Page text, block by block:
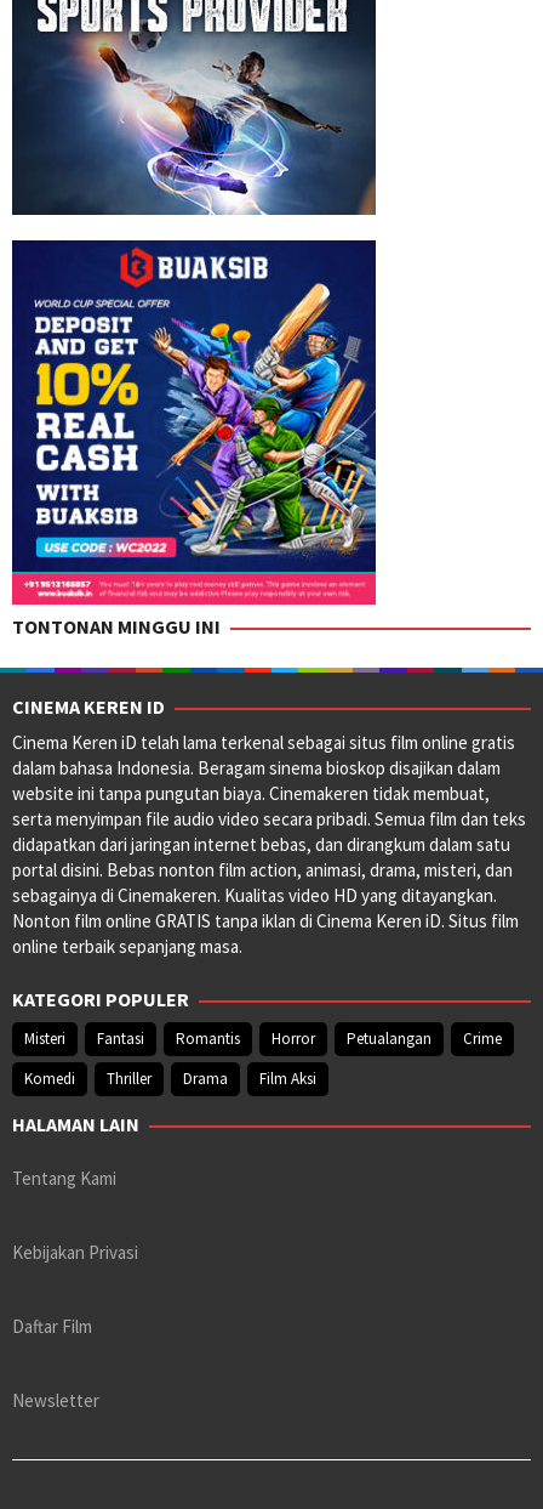
TONTONAN MINGGU INI
CINEMA KEREN ID
Cinema Keren iD telah lama terkenal sebagai situs film online gratis
dalam bahasa Indonesia. Beragam sinema bioskop disajikan dalam
website ini tanpa pungutan biaya. Cinemakeren tidak membuat,
serta menyimpan file audio video secara pribadi. Semua film dan teks
didapatkan dari jaringan internet bebas, dan dirangkum dalam satu
portal disini. Bebas nonton film action, animasi, drama, misteri, dan
sebagainya di Cinemakeren. Kualitas video HD yang ditayangkan.
Nonton film online GRATIS tanpa iklan di Cinema Keren iD. Situs film
online terbaik sepanjang masa.
KATEGORI POPULER
Misteri Fantasi Romantis Horror Petualangan
Crime
Komedi
Thriller Drama Film Aksi
HALAMAN LAIN
Tentang Kami
Kebijakan Privasi
Daftar Film
Newsletter